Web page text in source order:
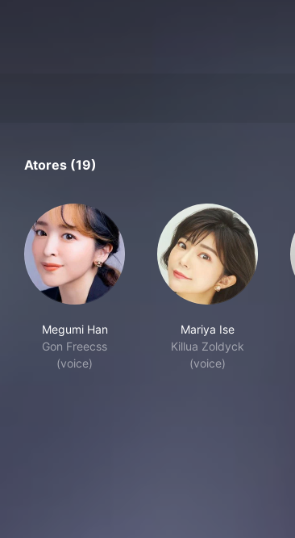
Atores (19)
Megumi Han
Gon Freecss
(voice)
Mariya Ise
Killua Zoldyck
(voice)